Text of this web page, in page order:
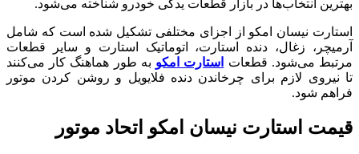
بهترین انتخاب‌ها در بازار قطعات یدکی خودرو شناخته می‌شود.
استارت نیسان امکو از اجزای مختلفی تشکیل شده است که شامل
آرمیچر، زغال، دنده استارت، اتوماتیک استارت و سایر قطعات
مرتبط می‌شود. قطعات
استارت امکو به طور هماهنگ کار می‌کنند
تا نیروی لازم برای چرخاندن دنده فلایویل و روشن کردن موتور
فراهم شود.
قیمت استارت نیسان امکو اتحاد موتور